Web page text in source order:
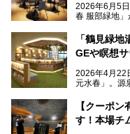
2026年6月5
春 服部緑地」
当初の計画
サウナ・岩
を融合した、
今回はオープ
サウナー注
高い岩盤浴
スマシンなど
「鶴見緑
GEや瞑想
2026年4月22
元水春」。源
に“一日中く
今回のリニュ
【クーポ
す！本場チ